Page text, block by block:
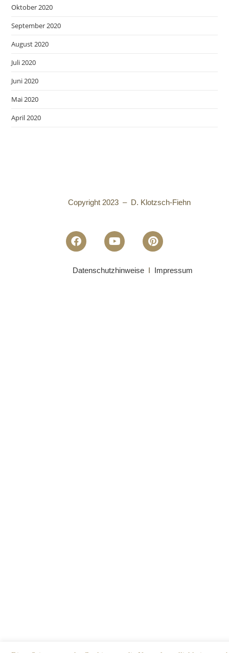
Oktober 2020
September 2020
August 2020
Juli 2020
Juni 2020
Mai 2020
April 2020
Copyright 2023 – D. Klotzsch-Fiehn
Datenschutzhinweise I Impressum